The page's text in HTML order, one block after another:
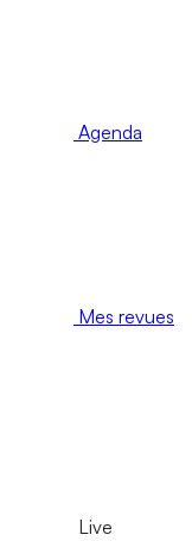
Agenda
Mes revues
Live